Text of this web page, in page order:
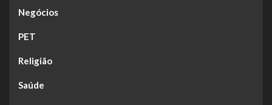
Negócios
PET
Religião
Saúde